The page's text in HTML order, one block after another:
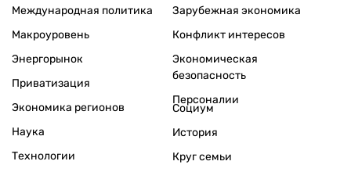
Международная политика
Макроуровень
Энергорынок
Приватизация
Экономика регионов
Зарубежная экономика
Конфликт интересов
Экономическая
безопасность
Персоналии
Наука
Технологии
Социум
История
Круг семьи